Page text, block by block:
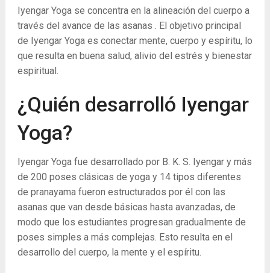
Iyengar Yoga se concentra en la alineación del cuerpo a
través del avance de las asanas . El objetivo principal
de Iyengar Yoga es conectar mente, cuerpo y espíritu, lo
que resulta en buena salud, alivio del estrés y bienestar
espiritual.
¿Quién desarrolló Iyengar
Yoga?
Iyengar Yoga fue desarrollado por B. K. S. Iyengar y más
de 200 poses clásicas de yoga y 14 tipos diferentes
de pranayama fueron estructurados por él con las
asanas que van desde básicas hasta avanzadas, de
modo que los estudiantes progresan gradualmente de
poses simples a más complejas. Esto resulta en el
desarrollo del cuerpo, la mente y el espíritu.